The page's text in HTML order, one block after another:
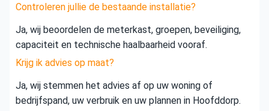
Controleren jullie de bestaande installatie?
Ja, wij beoordelen de meterkast, groepen, beveiliging,
capaciteit en technische haalbaarheid vooraf.
Krijg ik advies op maat?
Ja, wij stemmen het advies af op uw woning of
bedrijfspand, uw verbruik en uw plannen in Hoofddorp.